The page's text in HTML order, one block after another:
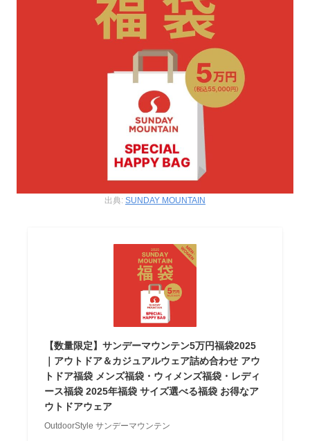
出典: SUNDAY MOUNTAIN
【数量限定】サンデーマウンテン5万円福袋2025
｜アウトドア＆カジュアルウェア詰め合わせ アウ
トドア福袋 メンズ福袋・ウィメンズ福袋・レディ
ース福袋 2025年福袋 サイズ選べる福袋 お得なア
ウトドアウェア
OutdoorStyle サンデーマウンテン